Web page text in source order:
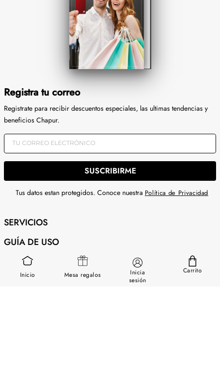
Inicio Mesa regalos
Inicia
sesión
Carrito
Registra tu correo
Registrate para recibir descuentos especiales, las ultimas tendencias y
beneficios Chapur.
SUSCRIBIRME
Tus datos estan protegidos. Conoce nuestra Política de Privacidad
SERVICIOS
GUÍA DE USO
SOBRE NOSOTROS